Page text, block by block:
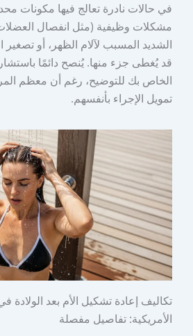
في حالات نادرة تعالج فيها مكونات
مشكلات وظيفية (مثل انفصال
الشديد المسبب لآلام الظهر، أو تصغير
قد يُغطى جزء منها. يُنصح دائمًا
الخاص بك للتوضيح، رغم أن معظم
تمويل الإجراء بأنفسهم.
تكاليف إعادة تشكيل الأم بعد الولادة
الأمريكية: تفاصيل مفصلة